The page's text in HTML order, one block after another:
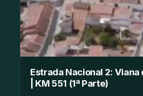
Estrada Nacional 2: Viana
| KM 551 (1ª Parte)